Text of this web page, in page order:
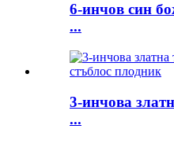
6-инчов син
...
3-инчова
...